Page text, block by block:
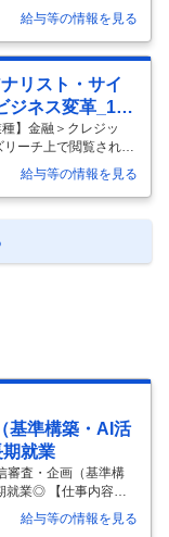
きまして】 当社はト
動車割賦・クレジッ
ります。 自動車業界
を好機ととらえ、ト
リリースに、スピー
動車販売金融：全国
した質の高い金融
給与等の情報を見る
リスト・サイ
ジネス変革_150
】金融＞クレジッ
ーチ上で閲覧された
て】 当社はトヨタグ
賦・クレジットカー
。 グループの持つ技
線を画した事業モデ
販売金融事業：全国
給与等の情報を見る
基準構築・AI活
就業
審査・企画（基準構
就業◎ 【仕事内容】
AI活用）◆JCBの安定
】 ～銀行出身者・与
給与等の情報を見る